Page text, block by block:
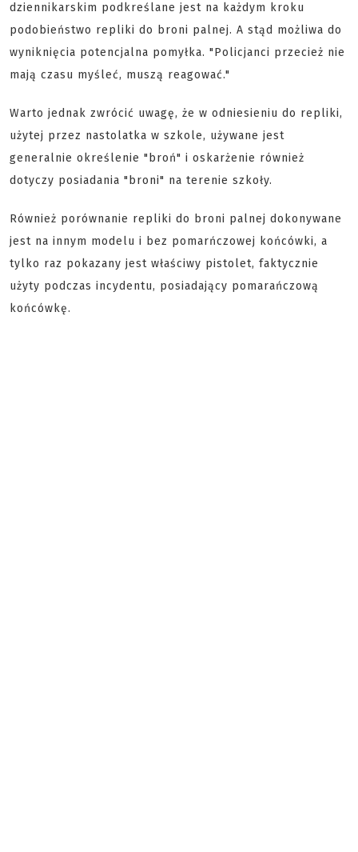
dziennikarskim podkreślane jest na każdym kroku
podobieństwo repliki do broni palnej. A stąd możliwa do
wyniknięcia potencjalna pomyłka. "Policjanci przecież nie
mają czasu myśleć, muszą reagować."
Warto jednak zwrócić uwagę, że w odniesieniu do repliki,
użytej przez nastolatka w szkole, używane jest
generalnie określenie "broń" i oskarżenie również
dotyczy posiadania "broni" na terenie szkoły.
Również porównanie repliki do broni palnej dokonywane
jest na innym modelu i bez pomarńczowej końcówki, a
tylko raz pokazany jest właściwy pistolet, faktycznie
użyty podczas incydentu, posiadający pomarańczową
końcówkę.